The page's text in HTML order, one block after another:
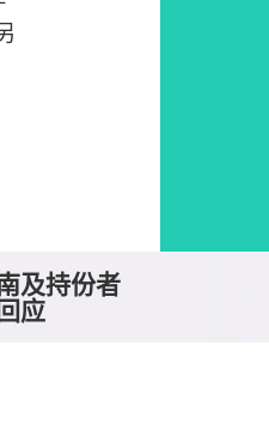
及持份者
应